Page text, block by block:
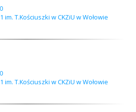
im. T.Kościuszki w CKZiU w Wołowie
im. T.Kościuszki w CKZiU w Wołowie